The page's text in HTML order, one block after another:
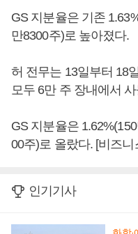
GS 지분율은 기존
만8300주)로 높아졌다.
허 전무는 13일부터 18
모두 6만 주 장내에서
GS 지분율은
00주)로 올랐다. [비즈
인기기사